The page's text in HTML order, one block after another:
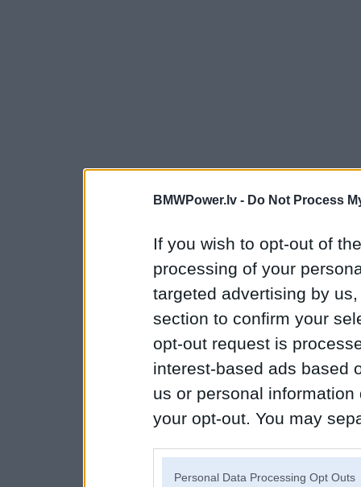
BMWPower.lv - Do Not Process
If you wish to opt-out of
processing of your
targeted advertising by
section to confirm your
opt-out request is
interest-based ads based
us or personal
your opt-out. You may
Personal Data Processing Opt Outs